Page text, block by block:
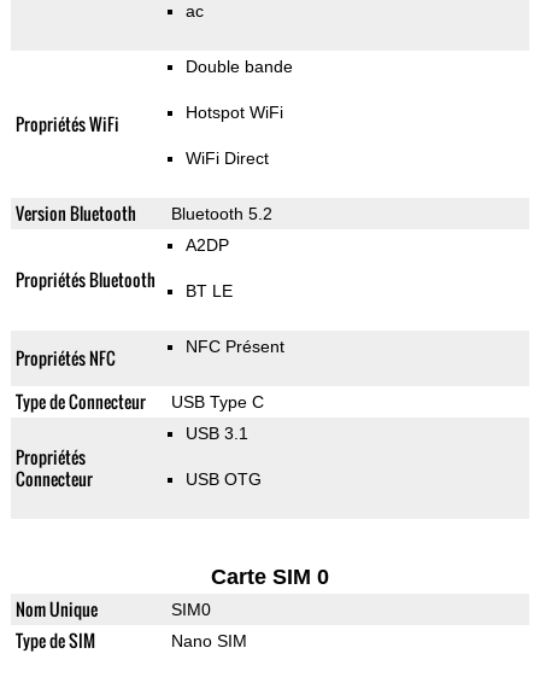
ac
Propriétés WiFi
Double bande
Hotspot WiFi
WiFi Direct
Version Bluetooth Bluetooth 5.2
Propriétés Bluetooth
A2DP
BT LE
Propriétés NFC NFC Présent
Type de Connecteur USB Type C
Propriétés
Connecteur
USB 3.1
USB OTG
Carte SIM 0
Nom Unique SIM0
Type de SIM Nano SIM